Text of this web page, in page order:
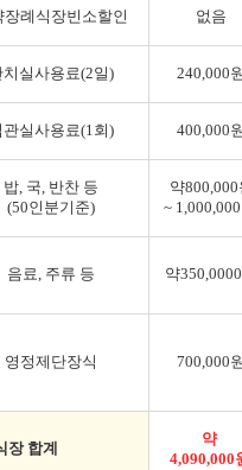
장례식장빈소할인 없음
치실사용료(2일) 240,000원
관실사용료(1회) 400,000원
밥, 국, 반찬 등
(50인분기준)
약800,000
~
음료, 주류 등 약
영정제단장식 700,000원
장 합계
약
4,090,000